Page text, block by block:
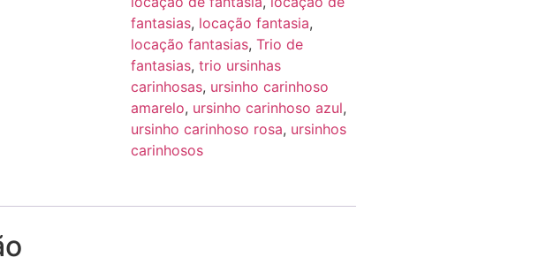
fantasias, locação fantasia,
locação fantasias, Trio de
fantasias, trio ursinhas
carinhosas, ursinho carinhoso
amarelo, ursinho carinhoso azul,
ursinho carinhoso rosa, ursinhos
carinhosos